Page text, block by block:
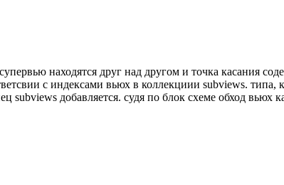
находятся друг над другом и точка касания
с индексами вьюх в коллекциии subviews.
добавляется. судя по блок схеме обход вьюх